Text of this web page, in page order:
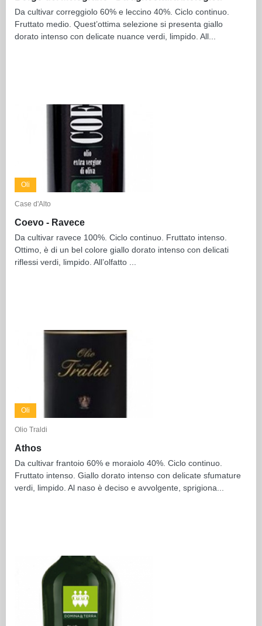
Da cultivar correggiolo 60% e leccino 40%. Ciclo continuo.
Fruttato medio. Quest’ottima selezione si presenta giallo
dorato intenso con delicate nuance verdi, limpido. All...
Oli
Case d'Alto
Coevo - Ravece
Da cultivar ravece 100%. Ciclo continuo. Fruttato intenso.
Ottimo, è di un bel colore giallo dorato intenso con delicati
riflessi verdi, limpido. All’olfatto ...
Oli
Olio Traldi
Athos
Da cultivar frantoio 60% e moraiolo 40%. Ciclo continuo.
Fruttato intenso. Giallo dorato intenso con delicate sfumature
verdi, limpido. Al naso è deciso e avvolgente, sprigiona...